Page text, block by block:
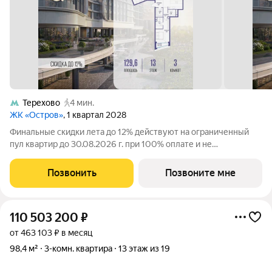
Терехово
4 мин.
ЖК «Остров», 1 квартал 2028
Финальные скидки лета до 12% действуют на ограниченный
пул квартир до 30.08.2026 г. при 100% оплате и не
застройщика: общая площадь 129.62 м, жилая 45.10 м, кухня
43.50 м, 13-й этаж, жилой
Позвонить Позвоните мне
110 503 200 ₽
от 463 103 ₽ в месяц
98,4 м²
3-комн. квартира 13 этаж из 19